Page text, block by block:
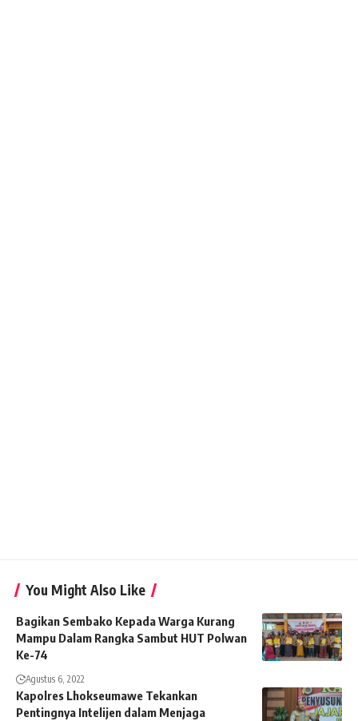
You Might Also Like
Bagikan Sembako Kepada Warga Kurang
Mampu Dalam Rangka Sambut HUT Polwan
Ke-74
Agustus 6, 2022
Kapolres Lhokseumawe Tekankan
Pentingnya Intelijen dalam Menjaga